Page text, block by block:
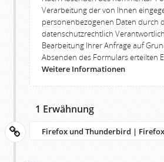
Verarbeitung der von Ihnen
personenbezogenen Daten durch
datenschutzrechtlich
Bearbeitung Ihrer Anfrage auf
Absenden des Formulars erteilten
Weitere Informationen
1 Erwähnung
Firefox und Thunderbird |